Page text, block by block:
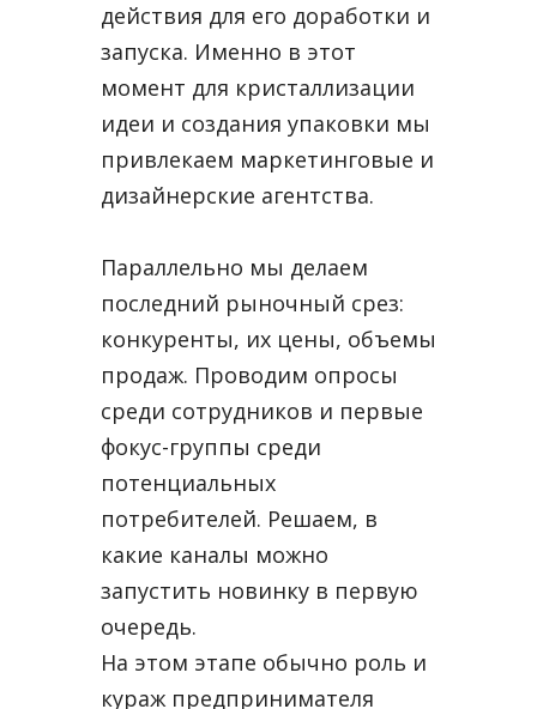
действия для его доработки и
запуска. Именно в этот
момент для кристаллизации
идеи и создания упаковки мы
привлекаем маркетинговые и
дизайнерские агентства.
Параллельно мы делаем
последний рыночный срез:
конкуренты, их цены, объемы
продаж. Проводим опросы
среди сотрудников и первые
фокус-группы среди
потенциальных
потребителей. Решаем, в
какие каналы можно
запустить новинку в первую
очередь.
На этом этапе обычно роль и
кураж предпринимателя